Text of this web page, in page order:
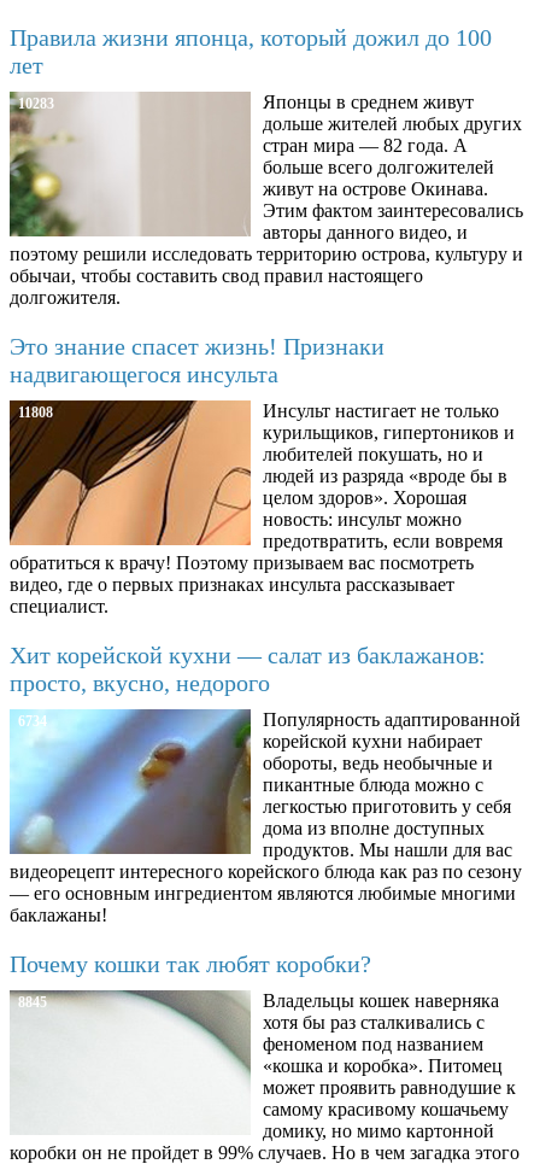
Правила жизни японца, который дожил до 100
лет
10283
Японцы в среднем живут
дольше жителей любых других
стран мира — 82 года. А
больше всего долгожителей
живут на острове Окинава.
Этим фактом заинтересовались
авторы данного видео, и
поэтому решили исследовать территорию острова, культуру и
обычаи, чтобы составить свод правил настоящего
долгожителя.
Это знание спасет жизнь! Признаки
надвигающегося инсульта
11808
Инсульт настигает не только
курильщиков, гипертоников и
любителей покушать, но и
людей из разряда «вроде бы в
целом здоров». Хорошая
новость: инсульт можно
предотвратить, если вовремя
обратиться к врачу! Поэтому призываем вас посмотреть
видео, где о первых признаках инсульта рассказывает
специалист.
Хит корейской кухни — салат из баклажанов:
просто, вкусно, недорого
6734
Популярность адаптированной
корейской кухни набирает
обороты, ведь необычные и
пикантные блюда можно с
легкостью приготовить у себя
дома из вполне доступных
продуктов. Мы нашли для вас
видеорецепт интересного корейского блюда как раз по сезону
— его основным ингредиентом являются любимые многими
баклажаны!
Почему кошки так любят коробки?
8845
Владельцы кошек наверняка
хотя бы раз сталкивались с
феноменом под названием
«кошка и коробка». Питомец
может проявить равнодушие к
самому красивому кошачьему
домику, но мимо картонной
коробки он не пройдет в 99% случаев. Но в чем загадка этого